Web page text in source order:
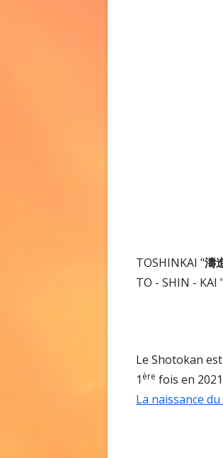
TOSHINKAI "濤
TO - SHIN -
Le Shotokan
1 ère fois en
La naissance